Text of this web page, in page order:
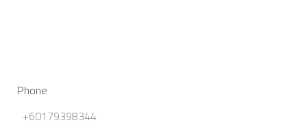
Phone
+60179398344